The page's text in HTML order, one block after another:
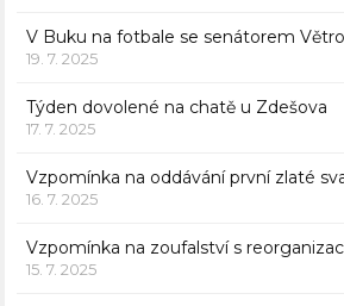
V Buku na fotbale se senátorem
19. 7. 2025
Týden dovolené na chatě u Zdešova
17. 7. 2025
Vzpomínka na oddávání první zlaté
16. 7. 2025
Vzpomínka na zoufalství s
15. 7. 2025